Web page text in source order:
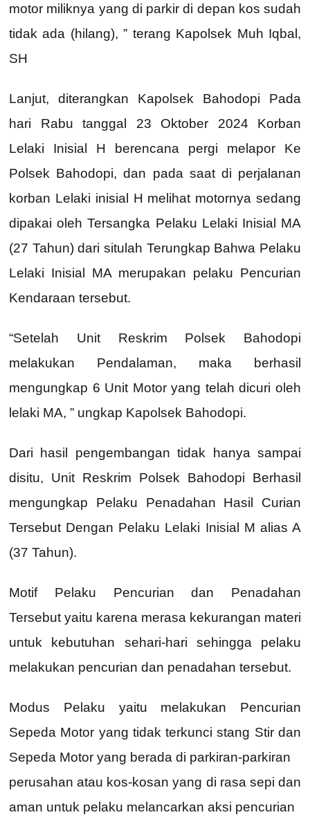
motor miliknya yang di parkir di depan kos sudah
tidak ada (hilang), ” terang Kapolsek Muh Iqbal,
SH
Lanjut, diterangkan Kapolsek Bahodopi Pada
hari Rabu tanggal 23 Oktober 2024 Korban
Lelaki Inisial H berencana pergi melapor Ke
Polsek Bahodopi, dan pada saat di perjalanan
korban Lelaki inisial H melihat motornya sedang
dipakai oleh Tersangka Pelaku Lelaki Inisial MA
(27 Tahun) dari situlah Terungkap Bahwa Pelaku
Lelaki Inisial MA merupakan pelaku Pencurian
Kendaraan tersebut.
“Setelah Unit Reskrim Polsek Bahodopi
melakukan Pendalaman, maka berhasil
mengungkap 6 Unit Motor yang telah dicuri oleh
lelaki MA, ” ungkap Kapolsek Bahodopi.
Dari hasil pengembangan tidak hanya sampai
disitu, Unit Reskrim Polsek Bahodopi Berhasil
mengungkap Pelaku Penadahan Hasil Curian
Tersebut Dengan Pelaku Lelaki Inisial M alias A
(37 Tahun).
Motif Pelaku Pencurian dan Penadahan
Tersebut yaitu karena merasa kekurangan materi
untuk kebutuhan sehari-hari sehingga pelaku
melakukan pencurian dan penadahan tersebut.
Modus Pelaku yaitu melakukan Pencurian
Sepeda Motor yang tidak terkunci stang Stir dan
Sepeda Motor yang berada di parkiran-parkiran
perusahan atau kos-kosan yang di rasa sepi dan
aman untuk pelaku melancarkan aksi pencurian